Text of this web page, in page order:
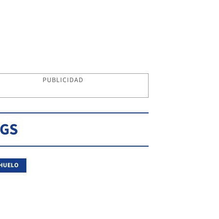
PUBLICIDAD